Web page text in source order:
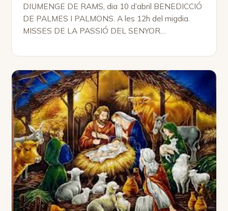
DIUMENGE DE RAMS, dia 10 d’abril BENEDICCIÓ
DE PALMES I PALMONS. A les 12h del migdia.
MISSES DE LA PASSIÓ DEL SENYOR…